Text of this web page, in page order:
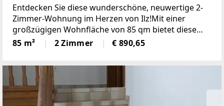
Entdecken Sie diese wunderschöne, neuwertige 2-
Zimmer-Wohnung im Herzen von Ilz!Mit einer
großzügigen Wohnfläche von 85 qm bietet diese
Wohnung den idealen Raumfür Singles oder Paare.
Die lichtdurchfluteten Räume überzeugen durch
85 m² 2 Zimmer € 890,65